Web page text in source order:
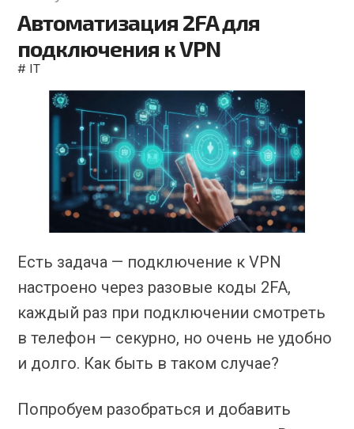
Автоматизация 2FA для
подключения к VPN
# IT
Есть задача — подключение к VPN
настроено через разовые коды 2FA,
каждый раз при подключении смотреть
в телефон — секурно, но очень не удобно
и долго. Как быть в таком случае?
Попробуем разобраться и добавить